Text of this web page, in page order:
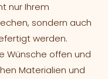
nur Ihrem
sondern auch
werden.
Wünsche offen und
Materialien und